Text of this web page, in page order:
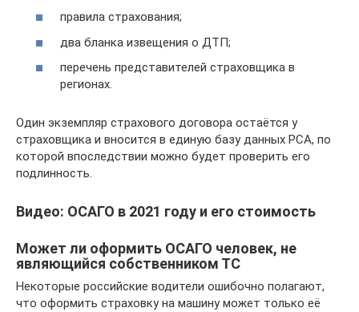
правила страхования;
два бланка извещения о ДТП;
перечень представителей страховщика в
регионах.
Один экземпляр страхового договора остаётся у
страховщика и вносится в единую базу данных РСА, по
которой впоследствии можно будет проверить его
подлинность.
Видео: ОСАГО в 2021 году и его стоимость
Может ли оформить ОСАГО человек, не
являющийся собственником ТС
Некоторые российские водители ошибочно полагают,
что оформить страховку на машину может только её